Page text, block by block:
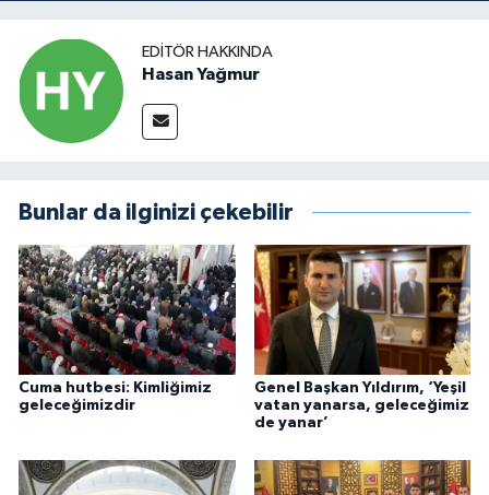
EDITÖR HAKKINDA
Hasan Yağmur
Bunlar da ilginizi çekebilir
Cuma hutbesi: Kimliğimiz
geleceğimizdir
Genel Başkan Yıldırım, ‘Yeşil
vatan yanarsa, geleceğimiz
de yanar’